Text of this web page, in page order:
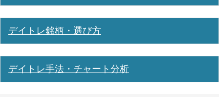
デイトレ銘柄・選び方
デイトレ手法・チャート分析